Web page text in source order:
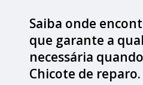
Saiba onde
que garante a
necessária
Chicote de reparo.